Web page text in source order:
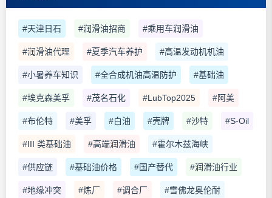
#天津日石 #润滑油招商 #乘用车润滑油
#润滑油代理 #夏季汽车养护 #高温发动机机油
#小暑养车知识 #全合成机油高温防护 #基础油
#埃克森美孚 #茂名石化 #LubTop2025 #阿美
#布伦特 #美孚 #白油 #壳牌 #沙特 #S-Oil
#III 类基础油 #高端润滑油 #霍尔木兹海峡
#供应链 #基础油价格 #国产替代 #润滑油行业
#地缘冲突 #炼厂 #调合厂 #雪佛龙奥伦耐